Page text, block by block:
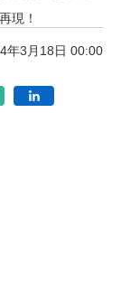
現！
年3月18日 00:00